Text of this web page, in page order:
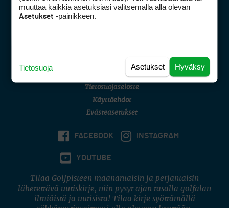
Asiakaspalvelu
(digi) digi@otavamedia.fi
Tietosuojaseloste
Käyttöehdot
Evästeasetukset
FACEBOOK INSTAGRAM
YOUTUBE
Tilaa Golfpisteen maanantaisin ja perjantaisin
lähetettävä uutiskirje, niin pysyt ajan tasalla golfalan
ilmiöistä ja uutisista! Tilaa kirje syöttämällä
muuttaa kaikkia asetuksiasi valitsemalla alla olevan
Asetukset -painikkeen.
Hyväksy
Asetukset
Tietosuoja